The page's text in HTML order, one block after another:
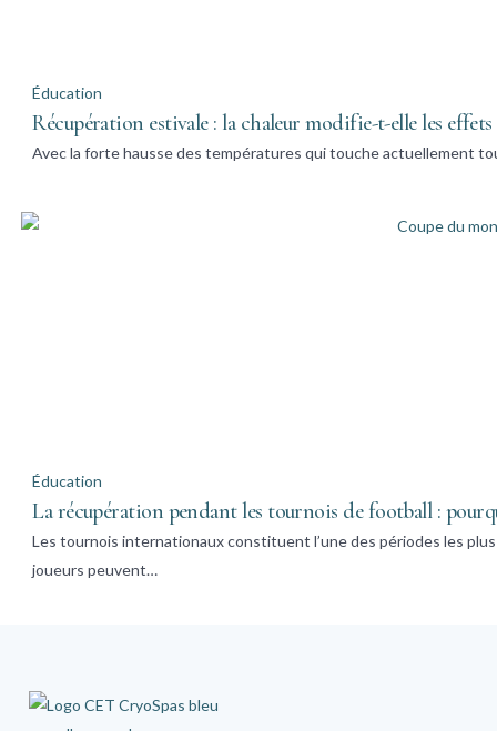
Éducation
Récupération estivale : la chaleur modifie-t-elle les
Avec la forte hausse des températures qui touche actuellement
Éducation
La récupération pendant les tournois de football :
Les tournois internationaux constituent l’une des périodes les
joueurs peuvent…